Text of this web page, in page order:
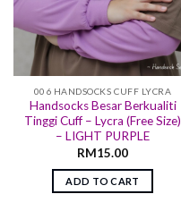
006 HANDSOCKS CUFF LYCRA
Handsocks Besar Berkualiti
Tinggi Cuff – Lycra (Free Size)
– LIGHT PURPLE
RM15.00
ADD TO CART